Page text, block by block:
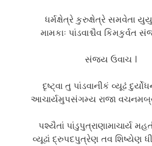
ધર્મક્ષેત્રે કુરુક્ષેત્રે સમવેતા
મામકાઃ પાંડવાશ્ચૈવ કિમકુર્વત
સંજય ઉવાચ ।
દૃષ્ટ્વા તુ પાંડવાનીકં વ્યૂઢં
આચાર્યમુપસંગમ્ય રાજા
પશ્યૈતાં પાંડુપુત્રાણામાચાર્ય
વ્યૂઢાં દ્રુપદપુત્રેણ તવ શિષ્યેણ